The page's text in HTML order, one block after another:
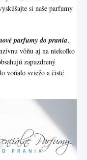
si naše parfumy
parfumy do prania,
vôňu aj na niekoľko
zapuzdrený
voňalo sviežo a čisté